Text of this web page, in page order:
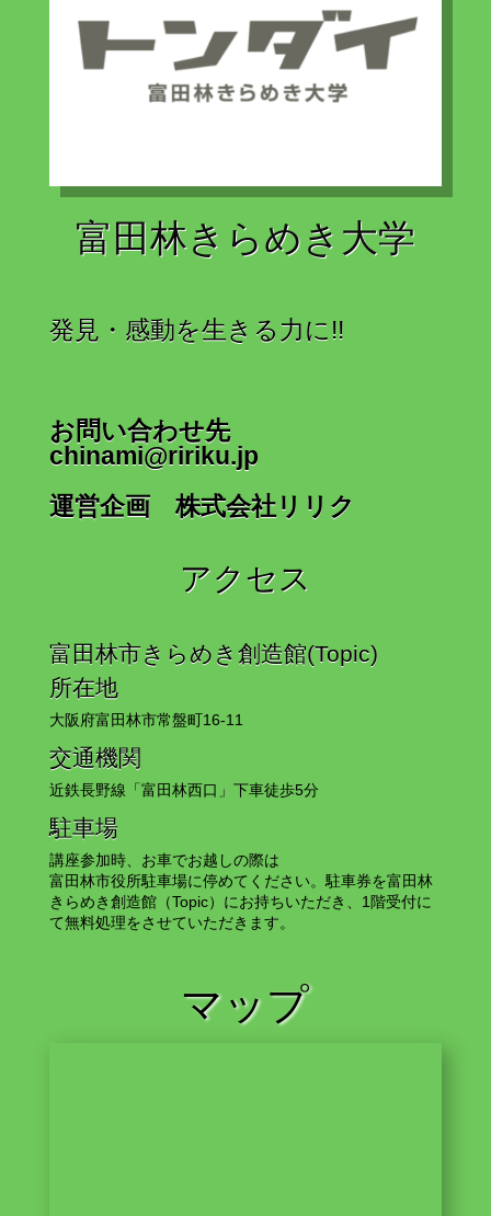
富田林きらめき大学
発見・感動を生きる力に!!
お問い合わせ先
chinami@ririku.jp
運営企画 株式会社リリク
アクセス
富田林市きらめき創造館(Topic)
所在地
大阪府富田林市常盤町16-11
交通機関
近鉄長野線「富田林西口」下車徒歩5分
駐車場
講座参加時、お車でお越しの際は
富田林市役所駐車場に停めてください。駐車券を富田林
きらめき創造館（Topic）にお持ちいただき、1階受付に
て無料処理をさせていただきます。
マップ